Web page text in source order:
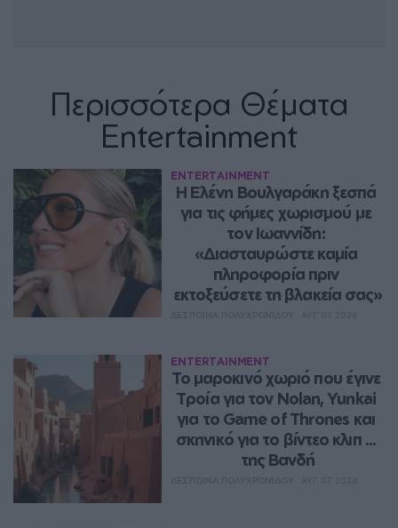
Περισσότερα Θέματα
Entertainment
ENTERTAINMENT
Η Ελένη Βουλγαράκη ξεσπά
για τις φήμες χωρισμού με
τον Ιωαννίδη:
«Διασταυρώστε καμία
πληροφορία πριν
εκτοξεύσετε τη βλακεία σας»
ENTERTAINMENT
Το μαροκινό χωριό που έγινε
Τροία για τον Nolan, Yunkai
για το Game of Thrones και
σκηνικό για το βίντεο κλιπ ...
της Βανδή